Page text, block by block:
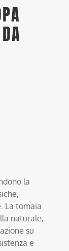
la
La tomaia
naturale,
su
e